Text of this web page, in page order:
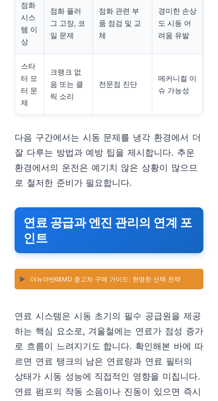
점화
시스
템 이
상
점화 플러
그 고장, 코
일 문제
점화 관련 부
품 점검 및 교
체
경미한 손상
도 시동 어
려움 유발
스타
터 모
터 문
제
크랭크 없
음 또는 클
릭 소리
전문점 진단
메커니컬 이
슈 가능성
다음 구간에서는 시동 문제를 냉각 환경에서 더
잘 다루는 방법과 예방 팁을 제시합니다. 추운
환경에서의 운전은 예기치 않은 상황이 많으므
로 철저한 준비가 필요합니다.
연료 공급과 엔진 관리의 연계 포
인트
▶️ 더뉴아반떼MD 중고차 구매 가이드: 현명한 선택 전략
연료 시스템은 시동 초기의 필수 공급원을 제공
하는 핵심 요소로, 겨울철에는 연료가 점성 증가
로 흐름이 느려지기도 합니다. 확인해본 바에 따
르면 연료 탱크의 남은 연료량과 연료 필터의
상태가 시동 성능에 직접적인 영향을 미칩니다.
연료 펌프의 작동 소음이나 진동이 있으면 즉시